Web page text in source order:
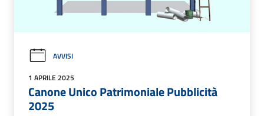
AVVISI
1 APRILE 2025
Canone Unico Patrimoniale Pubblicità
2025